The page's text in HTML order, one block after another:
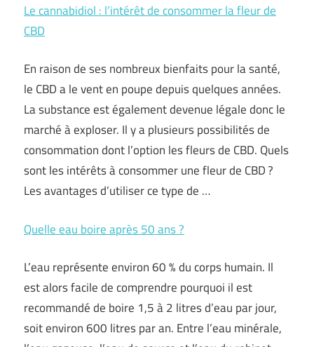
Le cannabidiol : l’intérêt de consommer la fleur de
CBD
En raison de ses nombreux bienfaits pour la santé,
le CBD a le vent en poupe depuis quelques années.
La substance est également devenue légale donc le
marché à exploser. Il y a plusieurs possibilités de
consommation dont l’option les fleurs de CBD. Quels
sont les intérêts à consommer une fleur de CBD ?
Les avantages d’utiliser ce type de …
Quelle eau boire après 50 ans ?
L’eau représente environ 60 % du corps humain. Il
est alors facile de comprendre pourquoi il est
recommandé de boire 1,5 à 2 litres d’eau par jour,
soit environ 600 litres par an. Entre l’eau minérale,